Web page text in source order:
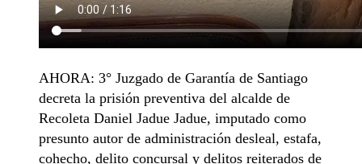
AHORA: 3° Juzgado de Garantía de Santiago
decreta la prisión preventiva del alcalde de
Recoleta Daniel Jadue Jadue, imputado como
presunto autor de administración desleal, estafa,
cohecho, delito concursal y delitos reiterados de